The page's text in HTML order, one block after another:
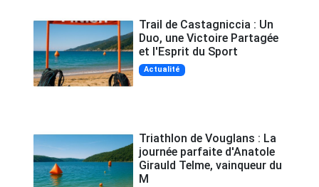
Trail de Castagniccia : Un
Duo, une Victoire Partagée
et l'Esprit du Sport
Actualité
Triathlon de Vouglans : La
journée parfaite d'Anatole
Girauld Telme, vainqueur du
M